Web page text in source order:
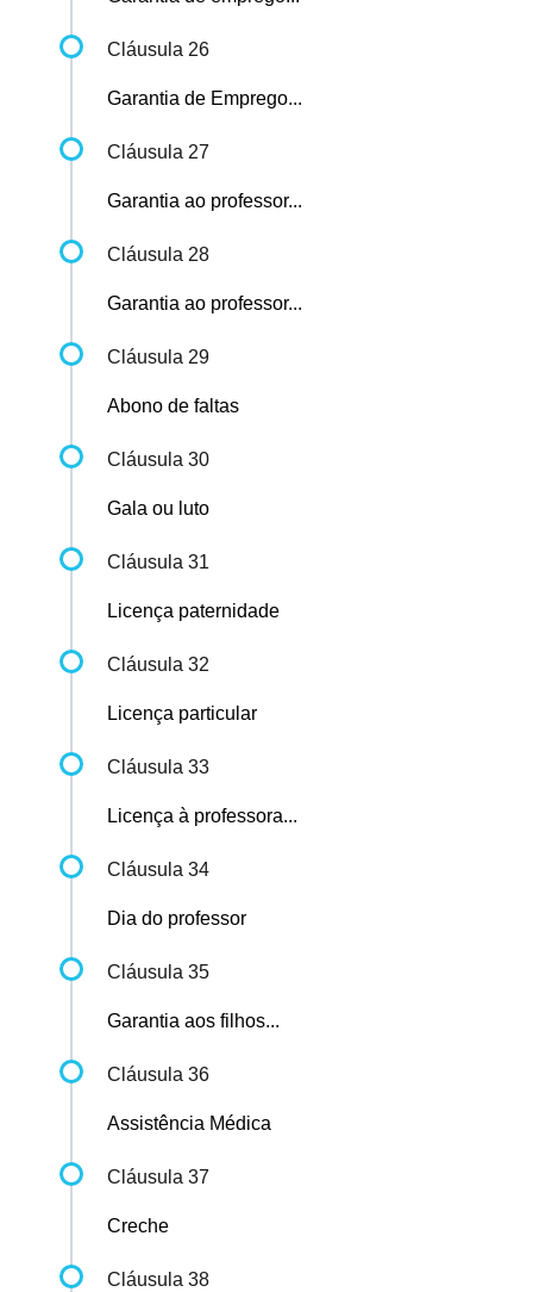
Cláusula 26
Garantia de Emprego...
Cláusula 27
Garantia ao professor...
Cláusula 28
Garantia ao professor...
Cláusula 29
Abono de faltas
Cláusula 30
Gala ou luto
Cláusula 31
Licença paternidade
Cláusula 32
Licença particular
Cláusula 33
Licença à professora...
Cláusula 34
Dia do professor
Cláusula 35
Garantia aos filhos...
Cláusula 36
Assistência Médica
Cláusula 37
Creche
Cláusula 38